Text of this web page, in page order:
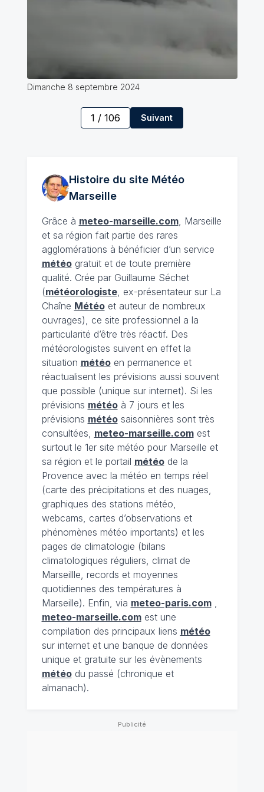
Dimanche 8 septembre 2024
1 / 106 Suivant
Histoire du site Météo
Marseille
Grâce à meteo-marseille.com, Marseille
et sa région fait partie des rares
agglomérations à bénéficier d’un service
météogratuit et de toute première
qualité. Crée par Guillaume Séchet
(météorologiste, ex-présentateur sur La
Chaîne Météoet auteur de nombreux
ouvrages), ce site professionnel a la
particularité d’être très réactif. Des
météorologistes suivent en effet la
situation météoen permanence et
réactualisent les prévisions aussi souvent
que possible (unique sur internet). Si les
prévisions météoà 7 jours et les
prévisions météosaisonnières sont très
consultées, meteo-marseille.comest
surtout le 1er site météo pour Marseille et
sa région et le portail météode la
Provence avec la météo en temps réel
(carte des précipitations et des nuages,
graphiques des stations météo,
webcams, cartes d’observations et
phénomènes météo importants) et les
pages de climatologie (bilans
climatologiques réguliers, climat de
Marseillle, records et moyennes
quotidiennes des températures à
Marseille). Enfin, via meteo-paris.com,
meteo-marseille.comest une
compilation des principaux liens météo
sur internet et une banque de données
unique et gratuite sur les évènements
météodu passé (chronique et
almanach).